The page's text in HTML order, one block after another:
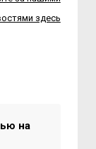
здесь
на